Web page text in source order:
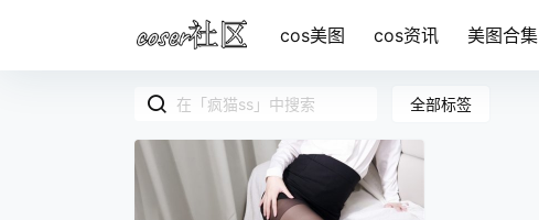
cos美图 cos资讯 美图合集
全部标签